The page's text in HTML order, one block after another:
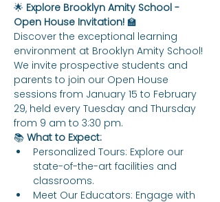
🌟 Explore Brooklyn Amity School -
Open House Invitation! 🏫
Discover the exceptional learning
environment at Brooklyn Amity School!
We invite prospective students and
parents to join our Open House
sessions from January 15 to February
29, held every Tuesday and Thursday
from 9 am to 3:30 pm.
📚 What to Expect:
Personalized Tours: Explore our
state-of-the-art facilities and
classrooms.
Meet Our Educators: Engage with